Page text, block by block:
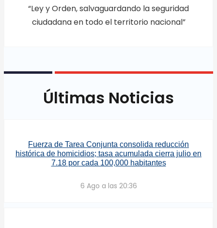
“Ley y Orden, salvaguardando la seguridad
ciudadana en todo el territorio nacional”
Últimas Noticias
Fuerza de Tarea Conjunta consolida reducción
histórica de homicidios; tasa acumulada cierra julio en
7.18 por cada 100,000 habitantes
6 Ago a las 20:36